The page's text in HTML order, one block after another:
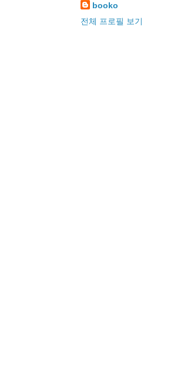
booko
전체 프로필 보기